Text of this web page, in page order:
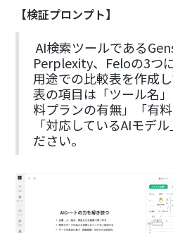
【検証プロンプト】
AI検索ツールである
Perplexity、Feloの3つ
用途での比較表を作成し
表の項目は「ツール名
料プランの有無」「有料
「対応しているAIモデ
ださい。